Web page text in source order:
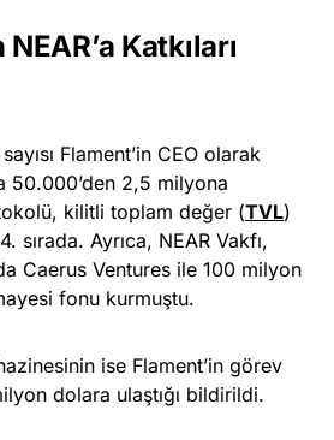
Katkıları
Flament’in CEO olarak
50.000’den 2,5 milyona
kilitli toplam değer (TVL)
sırada. Ayrıca, NEAR Vakfı,
Caerus Ventures ile 100 milyon
fonu kurmuştu.
ise Flament’in görev
dolara ulaştığı bildirildi.